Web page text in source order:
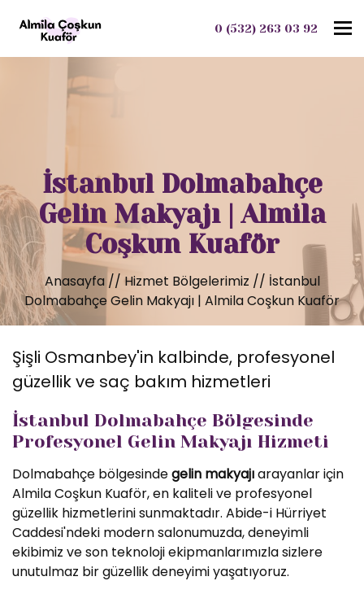
0 (532) 263 03 92
İstanbul Dolmabahçe
Gelin Makyajı | Almila
Coşkun Kuaför
Anasayfa // Hizmet Bölgelerimiz // İstanbul
Dolmabahçe Gelin Makyajı | Almila Coşkun Kuaför
Şişli Osmanbey'in kalbinde, profesyonel
güzellik ve saç bakım hizmetleri
İstanbul Dolmabahçe Bölgesinde
Profesyonel Gelin Makyajı Hizmeti
Dolmabahçe bölgesindegelin makyajıarayanlar için
Almila Coşkun Kuaför, en kaliteli ve profesyonel
güzellik hizmetlerini sunmaktadır. Abide-i Hürriyet
Caddesi'ndeki modern salonumuzda, deneyimli
ekibimiz ve son teknoloji ekipmanlarımızla sizlere
unutulmaz bir güzellik deneyimi yaşatıyoruz.